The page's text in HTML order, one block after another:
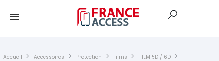
Accueil Accessoires Protection Films
FILM 5D / 6D